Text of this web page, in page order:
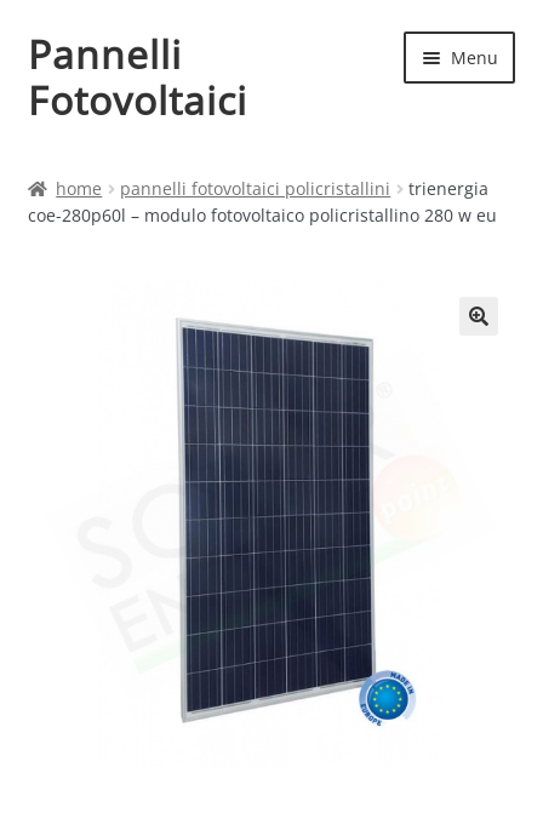
Vai
alla
navigazione
Vai
al
contenuto
Pannelli
Fotovoltaici
Menu
Cart
home pannelli fotovoltaici policristallini
trienergia
coe-280p60l – modulo fotovoltaico policristallino 280 w eu